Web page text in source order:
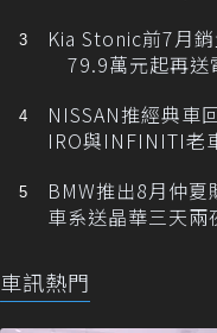
Kia Stonic前7月
79.9萬元起再送
NISSAN推經典
IRO與INFINITI老
BMW推出8月仲
車系送晶華三天兩
車訊熱門